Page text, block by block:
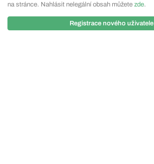
na stránce. Nahlásit nelegální obsah můžete zde.
Registrace nového uživatele